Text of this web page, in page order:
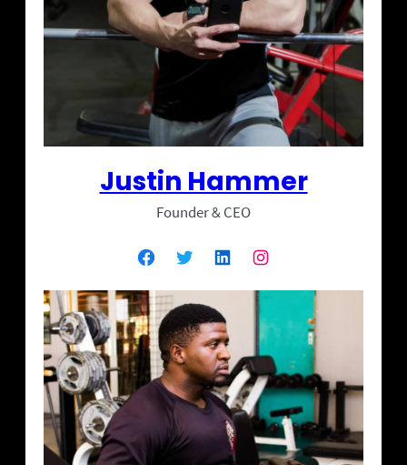
Justin Hammer
Founder & CEO
Facebook Twitter LinkedIn Instagram